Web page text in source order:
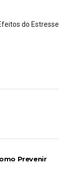
do Estresse
Prevenir